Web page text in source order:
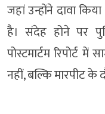
जहां उन्होंने दावा
है। संदेह होने पर
पोस्टमार्टम रिपोर्ट
नहीं, बल्कि मारपीट के